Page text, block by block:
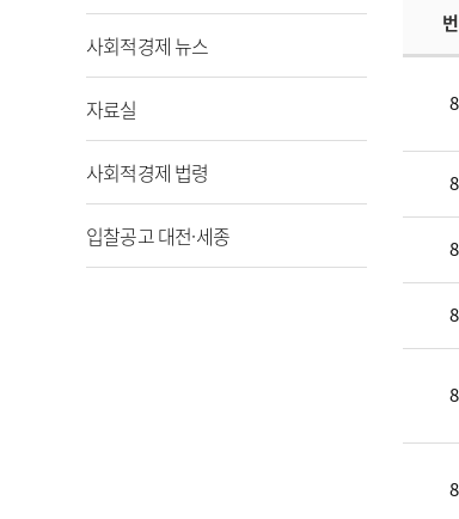
사회적경제 뉴스
자료실
사회적경제 법령
입찰공고 대전·세종